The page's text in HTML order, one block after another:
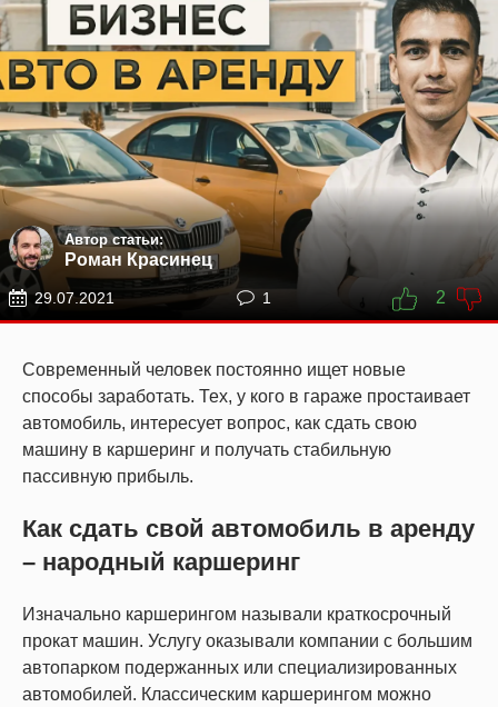
Автор статьи:
Роман Красинец
29.07.2021 1 2
Современный человек постоянно ищет новые
способы заработать. Тех, у кого в гараже простаивает
автомобиль, интересует вопрос, как сдать свою
машину в каршеринг и получать стабильную
пассивную прибыль.
Как сдать свой автомобиль в аренду
– народный каршеринг
Изначально каршерингом называли краткосрочный
прокат машин. Услугу оказывали компании с большим
автопарком подержанных или специализированных
автомобилей. Классическим каршерингом можно